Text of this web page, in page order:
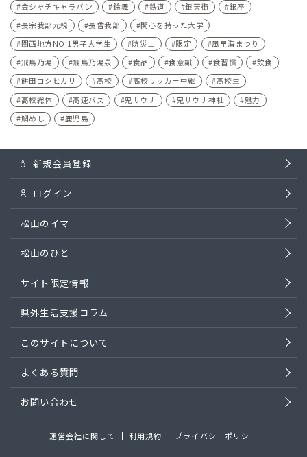
金シャチキャラバン
鈴舞 鉄道 銀天街
銀座
長宗我部元親
長曾我部
関心を持った大学
関西地方NO.1男子大学生
防災士 限定
風早海まつり
飛鳥乃湯
飛鳥乃湯泉 食品 食意識 食習慣
飲食
餅田コシヒカリ
高校 高校サッカー中継
高校生
高校総体
高速バス 鬼サウナ 鬼サウナ神社
魅力
鯛めし
鹿児島
新規会員登録
ログイン
松山のイマ
松山のひと
サイト限定情報
県外生活支援コラム
このサイトについて
よくある質問
お問い合わせ
運営会社に関して 利用規約 プライバシーポリシー